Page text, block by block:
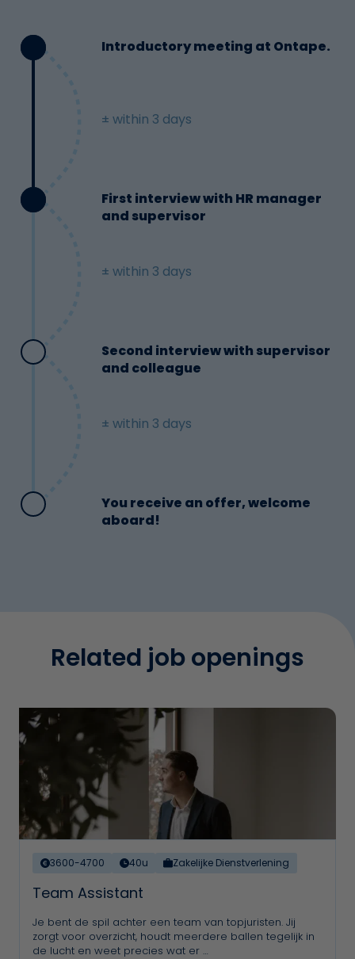
± within 3 days
Introductory meeting at Ontape.
± within 3 days
First interview with HR manager
and supervisor
± within 3 days
Second interview with supervisor
and colleague
You receive an offer, welcome
aboard!
Related job openings
3600-4700 40u Zakelijke Dienstverlening
Team Assistant
Je bent de spil achter een team van topjuristen. Jij
zorgt voor overzicht, houdt meerdere ballen tegelijk in
de lucht en weet precies wat er …